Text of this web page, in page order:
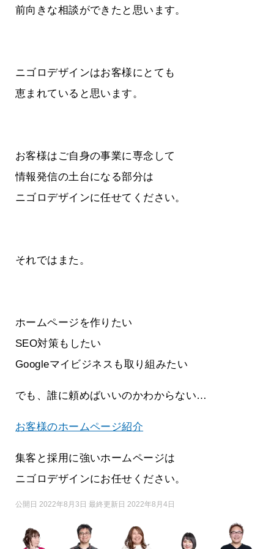
前向きな相談ができたと思います。
ニゴロデザインはお客様にとても
恵まれていると思います。
お客様はご自身の事業に専念して
情報発信の土台になる部分は
ニゴロデザインに任せてください。
それではまた。
ホームページを作りたい
SEO対策もしたい
Googleマイビジネスも取り組みたい
でも、誰に頼めばいいのかわからない…
お客様のホームページ紹介
集客と採用に強いホームページは
ニゴロデザインにお任せください。
公開日 2022年8月3日 最終更新日 2022年8月4日